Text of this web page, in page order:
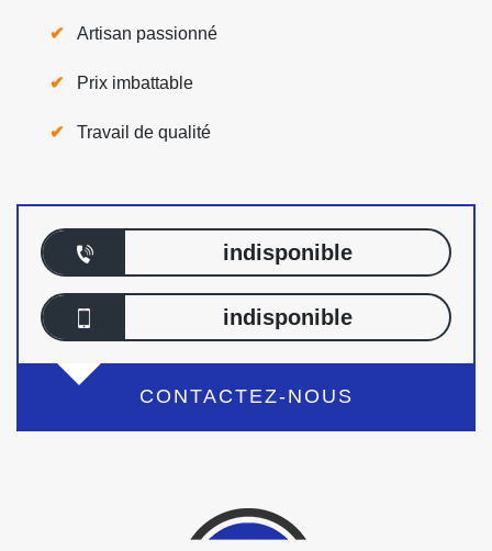
Artisan passionné
Prix imbattable
Travail de qualité
indisponible
indisponible
CONTACTEZ-NOUS